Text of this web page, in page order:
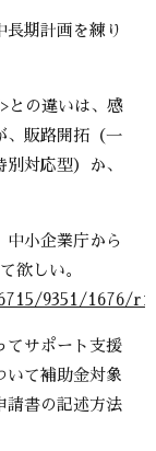
期計画を練り
との違いは、感
、販路開拓（一
対応型）か、
中小企業庁から
欲しい。
9351/1676/
てサポート支援
いて補助金対象
請書の記述方法